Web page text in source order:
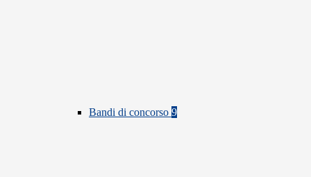
Bandi di concorso 9